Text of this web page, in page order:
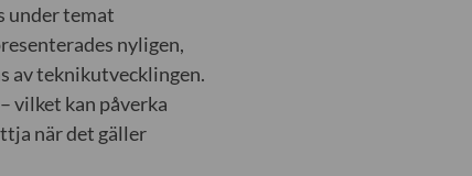
under temat
nyligen,
av teknikutvecklingen.
vilket kan påverka
när det gäller